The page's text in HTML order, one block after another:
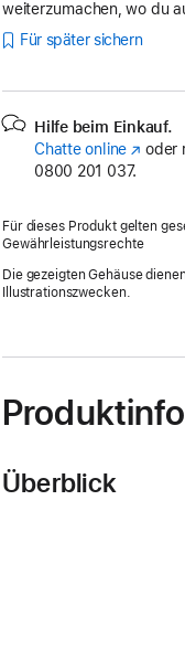
weiterzumachen, wo du
Für später sichern
Hilfe beim Einkauf.
Chatte online (Öffnet
ein
oder
0800 201 037.
Für dieses Produkt gelten
Gewährleistungsrechte
Die gezeigten Gehäuse
Illustrationszwecken.
Überblick